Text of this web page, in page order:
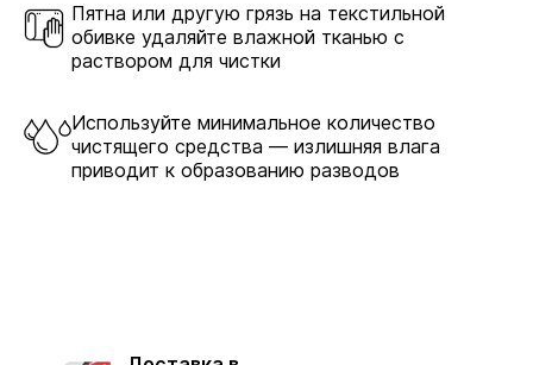
В комплекте
Пятна или другую грязь на текстильной
обивке удаляйте влажной тканью с
раствором для чистки
Используйте минимальное количество
чистящего средства — излишняя влага
приводит к образованию разводов